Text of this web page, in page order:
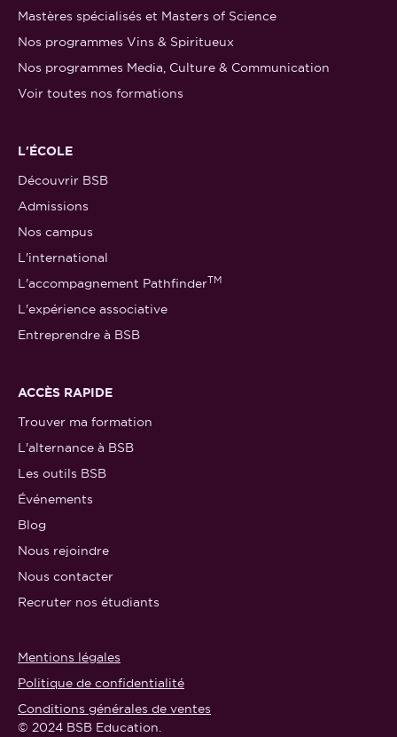
Mastères spécialisés et Masters of Science
Nos programmes Vins & Spiritueux
Nos programmes Media, Culture & Communication
Voir toutes nos formations
L'ÉCOLE
Découvrir BSB
Admissions
Nos campus
L'international
L'accompagnement PathfinderTM
L'expérience associative
Entreprendre à BSB
ACCÈS RAPIDE
Trouver ma formation
L'alternance à BSB
Les outils BSB
Événements
Blog
Nous rejoindre
Nous contacter
Recruter nos étudiants
© 2024 BSB Education.
Mentions légales
Politique de confidentialité
Conditions générales de ventes